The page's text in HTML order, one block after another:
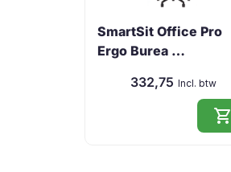
SmartSit Office Pro
Ergo Burea …
332,75 Incl. btw
shopping_cart